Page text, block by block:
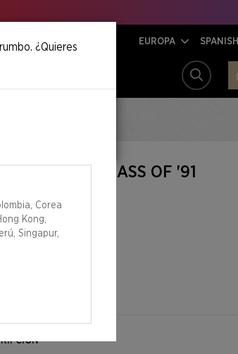
EUROPA SPANISH
BUSCAR
LAIR HIGH: CLASS OF '91
¿Quieres
Corea
Kong,
Singapur,